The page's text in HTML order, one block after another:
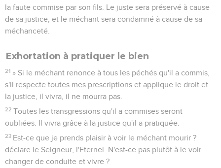
la faute commise par son fils. Le juste sera préservé à cause
de sa justice, et le méchant sera condamné à cause de sa
méchanceté.
Exhortation à pratiquer le bien
21 » Si le méchant renonce à tous les péchés qu'il a commis,
s'il respecte toutes mes prescriptions et applique le droit et
la justice, il vivra, il ne mourra pas.
22 Toutes les transgressions qu'il a commises seront
oubliées. Il vivra grâce à la justice qu'il a pratiquée.
23 Est-ce que je prends plaisir à voir le méchant mourir ?
déclare le Seigneur, l'Eternel. N'est-ce pas plutôt à le voir
changer de conduite et vivre ?